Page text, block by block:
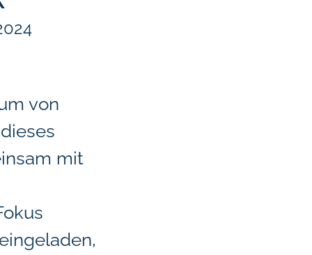
von
mit